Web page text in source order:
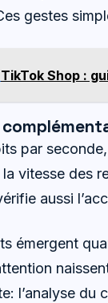
gestes
TikTok Shop :
par
vitesse des
aussi
émergent
l’analyse du